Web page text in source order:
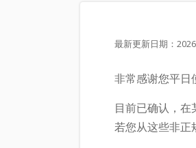
最新更新日期：
非常感谢您平日
目前已确认，在
若您从这些非正